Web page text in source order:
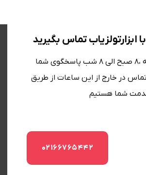
ابزارتولزیاب تماس بگیرید
هفت روز هفته ،8 صبح الی 8 شب پاسخگوی شما
در خارج از این ساعات از طریق
شما هستیم
02166765442